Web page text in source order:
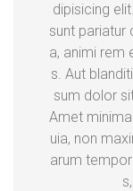
dipisicing
sunt pariatur
a, animi rem
s. Aut
sum dolor
Amet
uia, non
arum